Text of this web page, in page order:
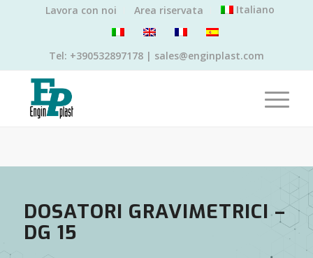
Lavora con noi Area riservata Italiano
Tel: +390532897178 | sales@enginplast.com
DOSATORI GRAVIMETRICI –
DG 15